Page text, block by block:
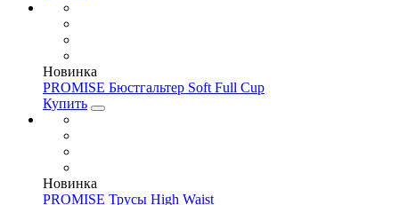
Новинка
PROMISE Бюстгальтер Soft Full Cup
Купить
Новинка
PROMISE Трусы High Waist